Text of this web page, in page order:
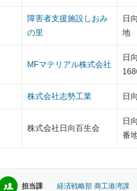
障害者支援施設しおみ
の里
日
地
MFマテリアル株式会社
日
株式会社志勢工業 日
株式会社日向百生会
日
番
担当課 経済戦略部 商工港湾課